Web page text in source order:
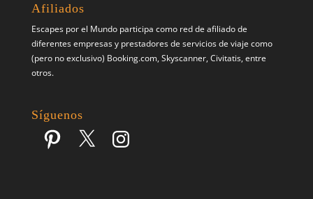
Afiliados
Escapes por el Mundo participa como red de afiliado de
diferentes empresas y prestadores de servicios de viaje como
(pero no exclusivo) Booking.com, Skyscanner, Civitatis, entre
otros.
Síguenos
Pinterest X Instagram